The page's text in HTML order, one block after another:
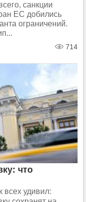
санкции
ЕС добились
ограничений.
714
что
удивил: